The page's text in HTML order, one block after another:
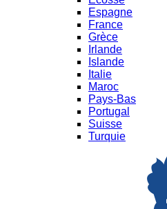
Espagne
France
Grèce
Irlande
Islande
Italie
Maroc
Pays-Bas
Portugal
Suisse
Turquie